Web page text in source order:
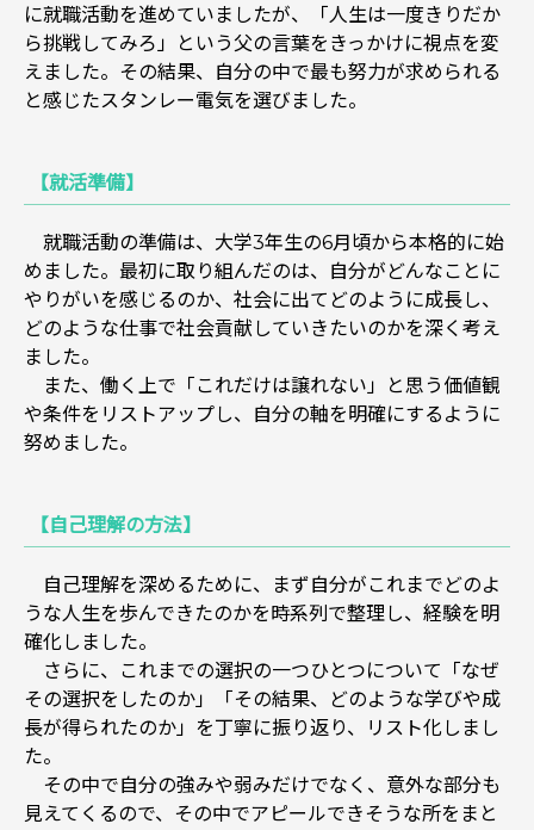
に就職活動を進めていましたが、「人生は一度きりだか
ら挑戦してみろ」という父の言葉をきっかけに視点を変
えました。その結果、自分の中で最も努力が求められる
と感じたスタンレー電気を選びました。
【就活準備】
就職活動の準備は、大学3年生の6月頃から本格的に始
めました。最初に取り組んだのは、自分がどんなことに
やりがいを感じるのか、社会に出てどのように成長し、
どのような仕事で社会貢献していきたいのかを深く考え
ました。
また、働く上で「これだけは譲れない」と思う価値観
や条件をリストアップし、自分の軸を明確にするように
努めました。
【自己理解の方法】
自己理解を深めるために、まず自分がこれまでどのよ
うな人生を歩んできたのかを時系列で整理し、経験を明
確化しました。
さらに、これまでの選択の一つひとつについて「なぜ
その選択をしたのか」「その結果、どのような学びや成
長が得られたのか」を丁寧に振り返り、リスト化しまし
た。
その中で自分の強みや弱みだけでなく、意外な部分も
見えてくるので、その中でアピールできそうな所をまと